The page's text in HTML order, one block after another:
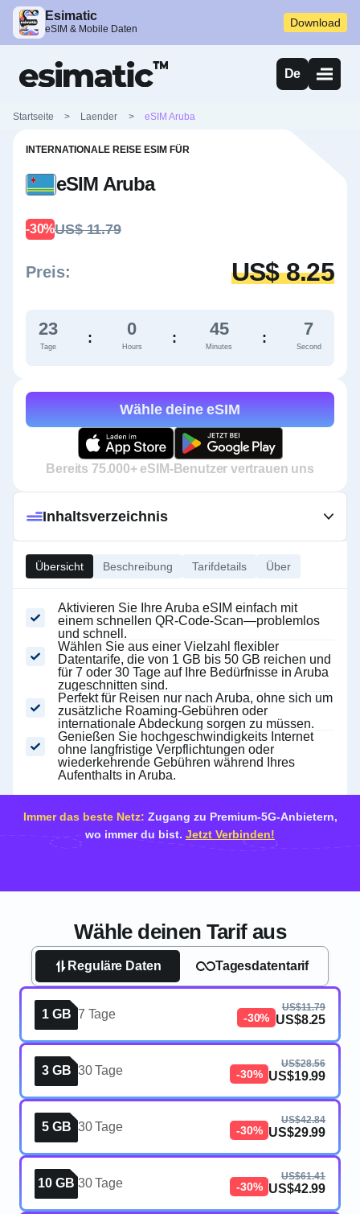
Esimatic
eSIM & Mobile Daten Download
De
Startseite > Laender > eSIM Aruba
INTERNATIONALE REISE ESIM FÜR
eSIM Aruba
-30%US$ 11.79
Preis: US$ 8.25
23
Tage
: 0
Hours
: 45
Minutes
: 7
Second
Wähle deine eSIM
Bereits 75.000+ eSIM-Benutzer vertrauen uns
Übersicht Beschreibung Tarifdetails Über
Aktivieren Sie Ihre Aruba eSIM einfach mit
einem schnellen QR-Code-Scan—problemlos
und schnell.
Wählen Sie aus einer Vielzahl flexibler
Datentarife, die von 1 GB bis 50 GB reichen und
für 7 oder 30 Tage auf Ihre Bedürfnisse in Aruba
zugeschnitten sind.
Perfekt für Reisen nur nach Aruba, ohne sich um
zusätzliche Roaming-Gebühren oder
internationale Abdeckung sorgen zu müssen.
Genießen Sie hochgeschwindigkeits Internet
ohne langfristige Verpflichtungen oder
wiederkehrende Gebühren während Ihres
Aufenthalts in Aruba.
Inhaltsverzeichnis
Immer das beste Netz: Zugang zu Premium-5G-Anbietern,
wo immer du bist. Jetzt Verbinden!
Wähle deinen Tarif aus
Reguläre Daten Tagesdatentarif
1 GB 7 Tage -30%
US$11.79
US$8.25
3 GB 30 Tage -30%
US$28.56
US$19.99
5 GB 30 Tage -30%
US$42.84
US$29.99
10 GB 30 Tage -30%
US$61.41
US$42.99